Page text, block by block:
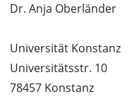
Dr. Anja Oberländer
Universität Konstanz
Universitätsstr. 10
78457 Konstanz